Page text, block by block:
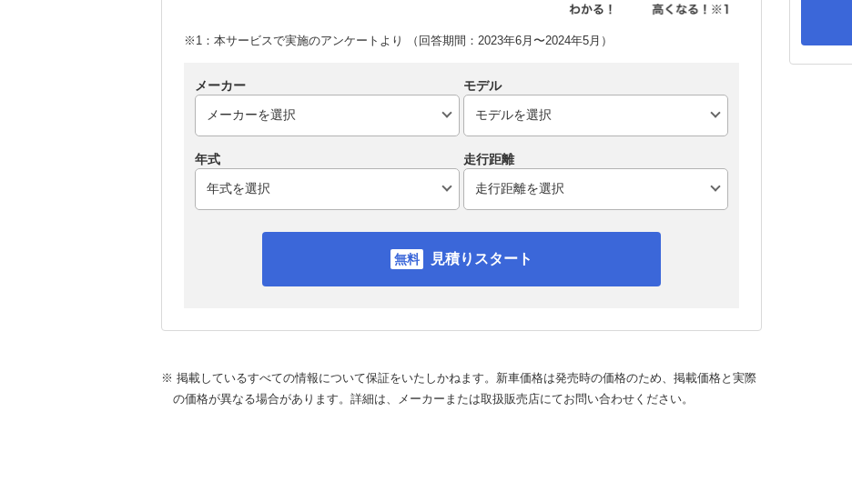
※1：本サービスで実施のアンケートより （回答期間：2023年6月〜2024年5月）
メーカー モデル
年式 走行距離
見積りスタート
※ 掲載しているすべての情報について保証をいたしかねます。新車価格は発売時の価格のため、掲載価格と実際
の価格が異なる場合があります。詳細は、メーカーまたは取扱販売店にてお問い合わせください。